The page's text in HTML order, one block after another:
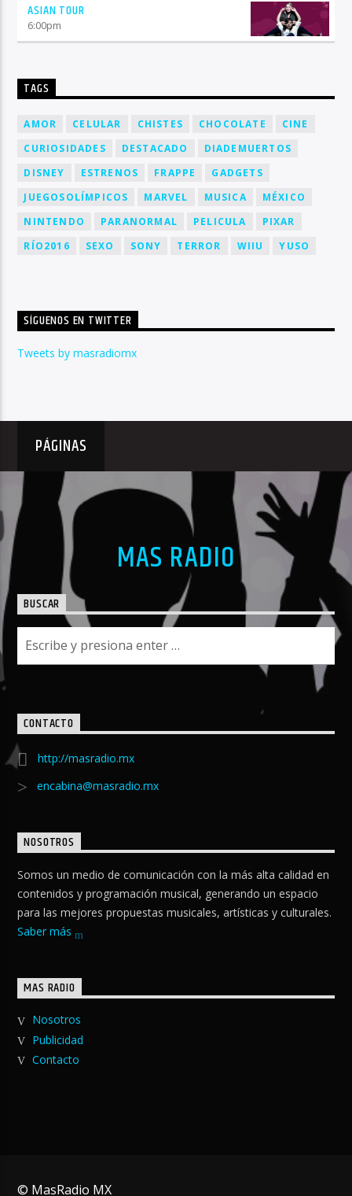
ASIAN TOUR
6:00pm
TAGS
AMOR CELULAR CHISTES CHOCOLATE
CINE
CURIOSIDADES
DESTACADO
DIADEMUERTOS
DISNEY
ESTRENOS FRAPPE
GADGETS
JUEGOSOLÍMPICOS
MARVEL MUSICA
MÉXICO
NINTENDO
PARANORMAL PELICULA
PIXAR
RÍO2016
SEXO SONY TERROR WIIU YUSO
SÍGUENOS EN TWITTER
Tweets by masradiomx
PÁGINAS
MAS RADIO
BUSCAR
CONTACTO
http://masradio.mx
encabina@masradio.mx
NOSOTROS
Somos un medio de comunicación con la más alta calidad en
contenidos y programación musical, generando un espacio
para las mejores propuestas musicales, artísticas y culturales.
Saber más
MAS RADIO
Nosotros
Publicidad
Contacto
© MasRadio MX